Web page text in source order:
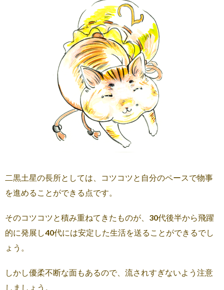
二黒土星の長所としては、コツコツと自分のペースで物事
を進めることができる点です。
そのコツコツと積み重ねてきたものが、30代後半から飛躍
的に発展し40代には安定した生活を送ることができるでし
ょう。
しかし優柔不断な面もあるので、流されすぎないよう注意
しましょう。